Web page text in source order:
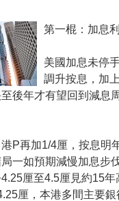
第一棍：加息
美國加息未停
調升按息，加
後年才有望回到減息
P再加1/4厘，按息明
一如預期減慢加息步
厘至4.5厘見約15年
厘，本港多間主要